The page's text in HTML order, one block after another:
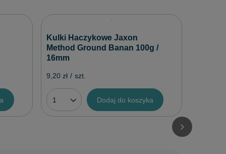
Kulki Haczykowe Jaxon
Method Ground Banan 100g /
16mm
9,20 zł / szt.
Dodaj do koszyka